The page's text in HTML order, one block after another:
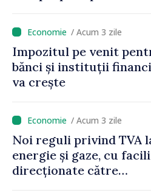
/ Acum 3 zile
Impozitul pe venit
bănci și instituții
va crește
/ Acum 3 zile
Noi reguli privind TVA
energie și gaze, cu
direcționate către